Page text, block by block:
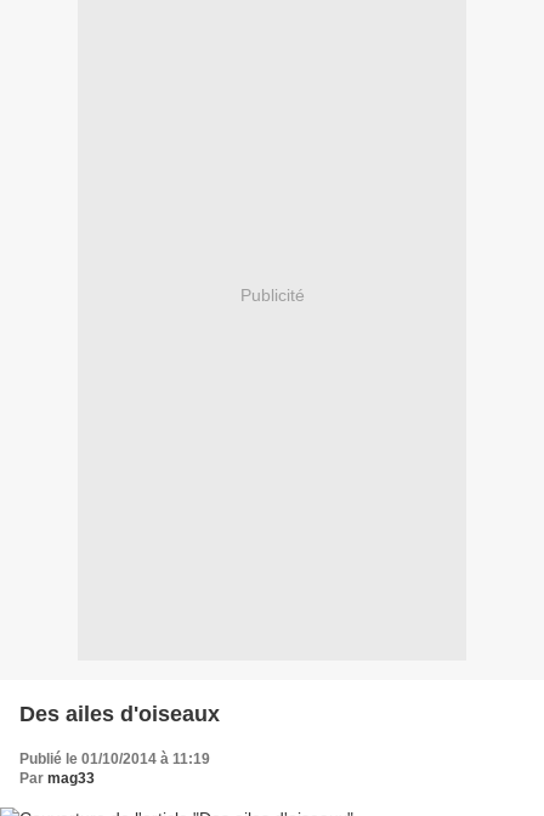
Publicité
Des ailes d'oiseaux
Publié le 01/10/2014 à 11:19
Par mag33